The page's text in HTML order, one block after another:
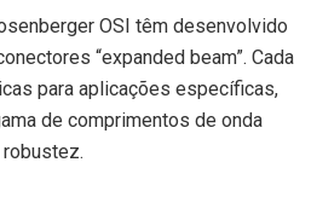
OSI têm desenvolvido
“expanded beam”. Cada
para aplicações específicas,
de comprimentos de onda